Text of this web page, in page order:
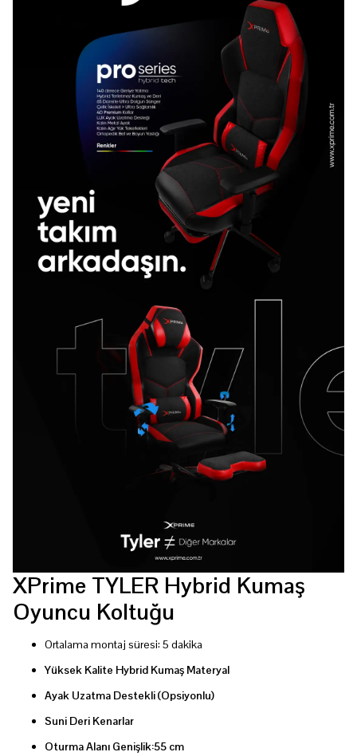
XPrime TYLER Hybrid Kumaş
Oyuncu Koltuğu
Ortalama montaj süresi: 5 dakika
Yüksek Kalite Hybrid Kumaş Materyal
Ayak Uzatma Destekli (Opsiyonlu)
Suni Deri Kenarlar
Oturma Alanı Genişlik:55 cm